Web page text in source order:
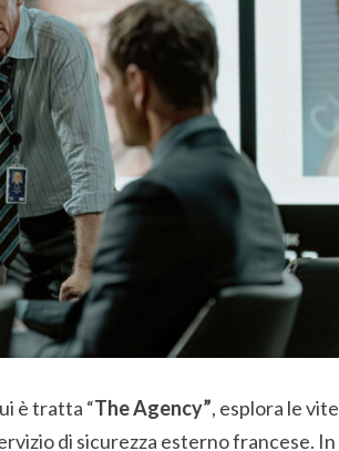
è tratta “The Agency”, esplora le vite
di sicurezza esterno francese. In